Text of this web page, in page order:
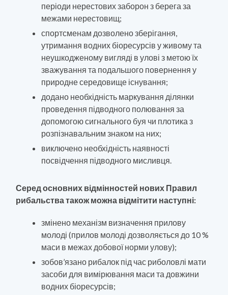
періоди нерестових заборон з берега за
межами нерестовищ;
спортсменам дозволено зберігання,
утримання водних біоресурсів у живому та
неушкодженому вигляді в улові з метою їх
зважування та подальшого повернення у
природне середовище існування;
додано необхідність маркування ділянки
проведення підводного полювання за
допомогою сигнального буя чи плотика з
розпізнавальним знаком на них;
виключено необхідність наявності
посвідчення підводного мисливця.
Серед основних відмінностей нових Правил
рибальства також можна відмітити наступні:
змінено механізм визначення прилову
молоді (прилов молоді дозволяється до 10 %
маси в межах добової норми улову);
зобов’язано рибалок під час риболовлі мати
засоби для вимірювання маси та довжини
водних біоресурсів;